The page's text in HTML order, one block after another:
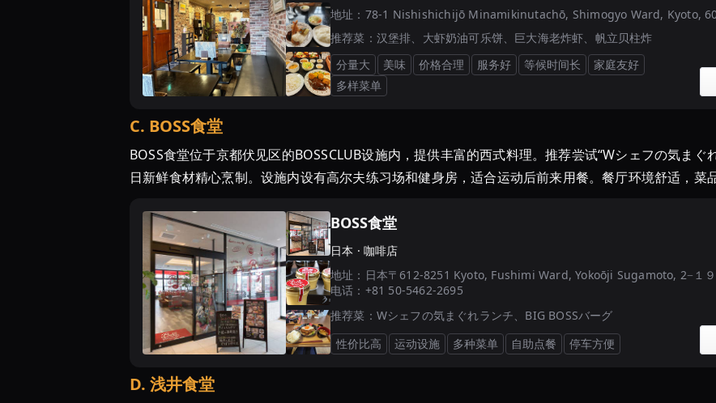
地址： 78-1 Nishishichijō Minamikinutachō, Shimogyo Ward, Kyoto,
推荐菜： 汉堡排、大虾奶油可乐饼、巨大海老炸虾、帆立贝柱炸
分量大
美味 价格合理 服务好 等候时间长
家庭友好
多样菜单
C. BOSS食堂
BOSS食堂位于京都伏见区的BOSSCLUB设施内，提供丰富的西式料理。推荐尝试“Wシェフの気まぐ
日新鲜食材精心烹制。设施内设有高尔夫练习场和健身房，适合运动后前来用餐。餐厅环境舒适，菜
BOSS食堂
日本 · 咖啡店
地址： 日本〒612-8251 Kyoto, Fushimi Ward, Yokoōji Sugamoto, 2−１
电话： +81 50-5462-2695
推荐菜： Wシェフの気まぐれランチ、BIG BOSSバーグ
性价比高
运动设施 多种菜单 自助点餐 停车方便
D. 浅井食堂